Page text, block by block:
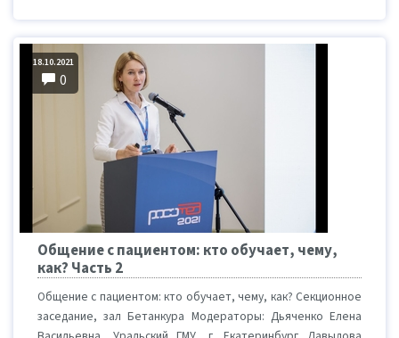
18.10.2021
0
Общение с пациентом: кто обучает, чему,
как? Часть 2
Общение с пациентом: кто обучает, чему, как? Секционное
заседание, зал Бетанкура Модераторы: Дьяченко Елена